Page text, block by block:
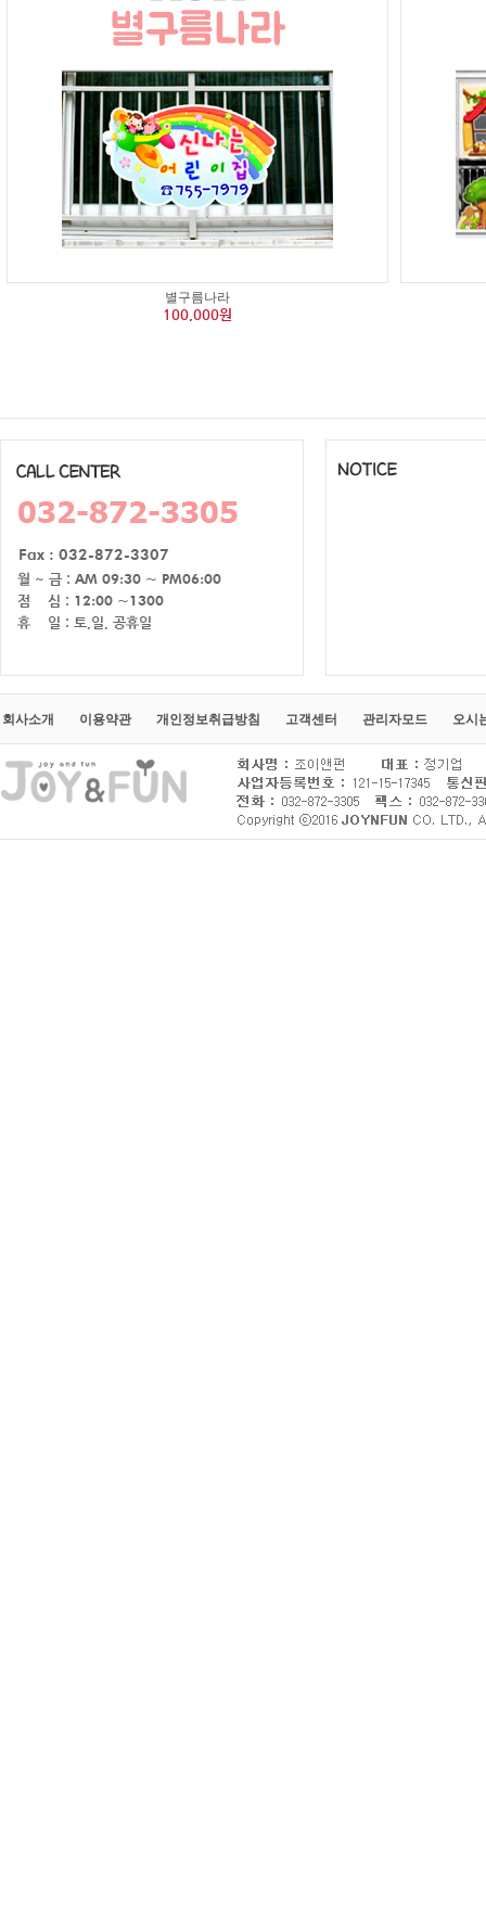
별구름나라
100,000원
회사소개 이용약관 개인정보취급방침 고객센터 관리자모드 오시